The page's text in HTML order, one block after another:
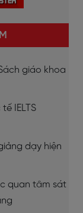
giáo khoa
IELTS
dạy hiện
quan tâm sát